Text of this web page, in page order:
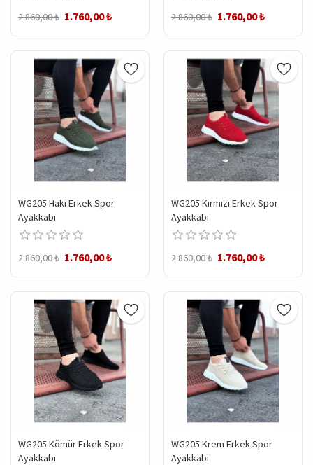
2.860,00 ₺ 1.760,00 ₺ 2.860,00 ₺ 1.760,00 ₺
WG205 Haki Erkek Spor
Ayakkabı
2.860,00 ₺ 1.760,00 ₺
WG205 Kırmızı Erkek Spor
Ayakkabı
2.860,00 ₺ 1.760,00 ₺
WG205 Kömür Erkek Spor
Ayakkabı
WG205 Krem Erkek Spor
Ayakkabı